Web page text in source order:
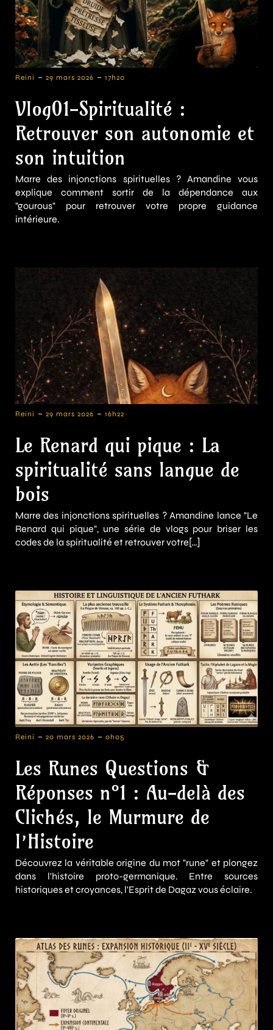
Reini - 29 mars 2026 - 17h20
Vlog01-Spiritualité :
Retrouver son autonomie et
son intuition
Marre des injonctions spirituelles ? Amandine vous
explique comment sortir de la dépendance aux
"gourous" pour retrouver votre propre guidance
intérieure.
Reini - 29 mars 2026 - 16h22
Le Renard qui pique : La
spiritualité sans langue de
bois
Marre des injonctions spirituelles ? Amandine lance "Le
Renard qui pique", une série de vlogs pour briser les
codes de la spiritualité et retrouver votre[…]
Reini - 20 mars 2026 - 0h05
Les Runes Questions &
Réponses n°1 : Au-delà des
Clichés, le Murmure de
l’Histoire
Découvrez la véritable origine du mot "rune" et plongez
dans l'histoire proto-germanique. Entre sources
historiques et croyances, l'Esprit de Dagaz vous éclaire.